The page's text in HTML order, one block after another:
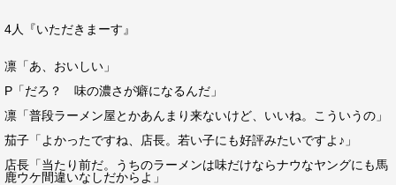
4人『いただきまーす』
凛「あ、おいしい」
P「だろ？ 味の濃さが癖になるんだ」
凛「普段ラーメン屋とかあんまり来ないけど、いいね。こういうの」
茄子「よかったですね、店長。若い子にも好評みたいですよ♪」
店長「当たり前だ。うちのラーメンは味だけならナウなヤングにも馬
鹿ウケ間違いなしだからよ」